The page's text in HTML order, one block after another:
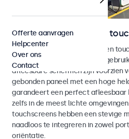
Outdoor monitoren en
Weersbestendige monitoren en
voor zowel binnen- als
afleesbare schermen zijn voorzien
gebonden paneel met een hoge
garandeert een perfect afleesbaar
zelfs in de meest lichte
touchscreens hebben een stevige
naadloos te integreren in zowel
oriëntatie.
Offerte aanvragen
Helpcenter
Over ons
Contact